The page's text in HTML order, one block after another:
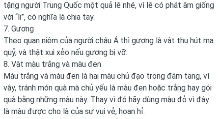
tặng người Trung Quốc một quả lê nhé, vì lê có phát âm giống
với “li”, có nghĩa là chia tay.
7. Gương
Theo quan niệm của người châu Á thì gương là vật thu hút ma
quỷ, và thật xui xẻo nếu gương bị vỡ.
8. Vật màu trắng và màu đen
Màu trắng và màu đen là hai màu chủ đạo trong đám tang, vì
vậy, tránh món quà mà chủ yếu là màu đen hoặc trắng hay gói
quà bằng những màu này. Thay vì đó hãy dùng màu đỏ vì đây
là màu được cho là của sự vui vẻ, hoan hỉ.